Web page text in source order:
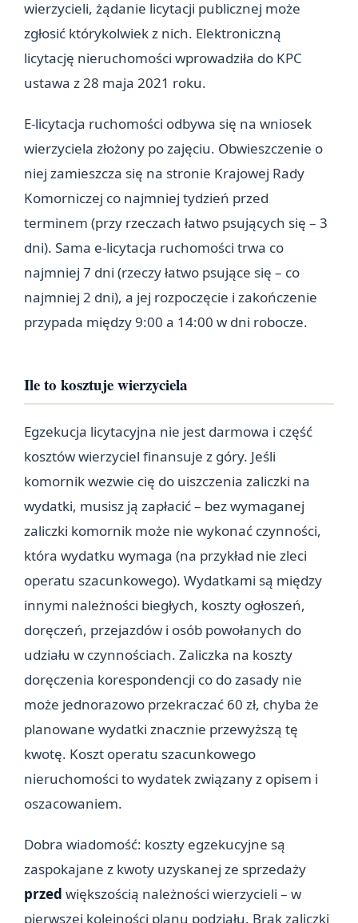
wierzycieli, żądanie licytacji publicznej może
zgłosić którykolwiek z nich. Elektroniczną
licytację nieruchomości wprowadziła do KPC
ustawa z 28 maja 2021 roku.
E-licytacja ruchomości odbywa się na wniosek
wierzyciela złożony po zajęciu. Obwieszczenie o
niej zamieszcza się na stronie Krajowej Rady
Komorniczej co najmniej tydzień przed
terminem (przy rzeczach łatwo psujących się – 3
dni). Sama e-licytacja ruchomości trwa co
najmniej 7 dni (rzeczy łatwo psujące się – co
najmniej 2 dni), a jej rozpoczęcie i zakończenie
przypada między 9:00 a 14:00 w dni robocze.
Ile to kosztuje wierzyciela
Egzekucja licytacyjna nie jest darmowa i część
kosztów wierzyciel finansuje z góry. Jeśli
komornik wezwie cię do uiszczenia zaliczki na
wydatki, musisz ją zapłacić – bez wymaganej
zaliczki komornik może nie wykonać czynności,
która wydatku wymaga (na przykład nie zleci
operatu szacunkowego). Wydatkami są między
innymi należności biegłych, koszty ogłoszeń,
doręczeń, przejazdów i osób powołanych do
udziału w czynnościach. Zaliczka na koszty
doręczenia korespondencji co do zasady nie
może jednorazowo przekraczać 60 zł, chyba że
planowane wydatki znacznie przewyższą tę
kwotę. Koszt operatu szacunkowego
nieruchomości to wydatek związany z opisem i
oszacowaniem.
Dobra wiadomość: koszty egzekucyjne są
zaspokajane z kwoty uzyskanej ze sprzedaży
przed większością należności wierzycieli – w
pierwszej kolejności planu podziału. Brak zaliczki